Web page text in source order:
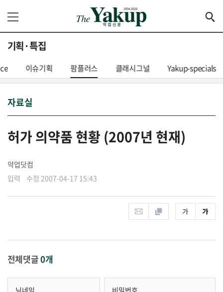
기획·특집
이슈기획 팜플러스 클래시그널 Yakup-specials
자료실
허가 의약품 현황 (2007년 현재)
약업닷컴
입력 수정 2007-04-17 15:43
전체댓글0개